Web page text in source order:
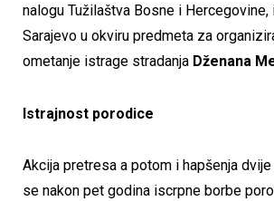
nalogu Tužilaštva Bosne i
Sarajevo u okviru predmeta za
ometanje istrage stradanja Dženana
Istrajnost porodice
Akcija pretresa a potom i hapšenja
se nakon pet godina iscrpne borbe